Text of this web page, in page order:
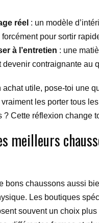
réel : un modèle
pour sortir
à l’entretien : une
devenir contraignante au
achat utile, pose-toi une
les porter tous
? Cette réflexion change
meilleurs
bons chaussons aussi
Les boutiques
souvent un choix